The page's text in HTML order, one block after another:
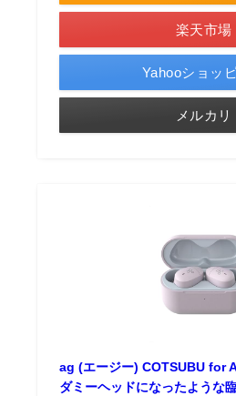
楽天市場
Yahooショッ
メルカリ
ag (エージー) COTSUBU for
ダミーヘッドになったような